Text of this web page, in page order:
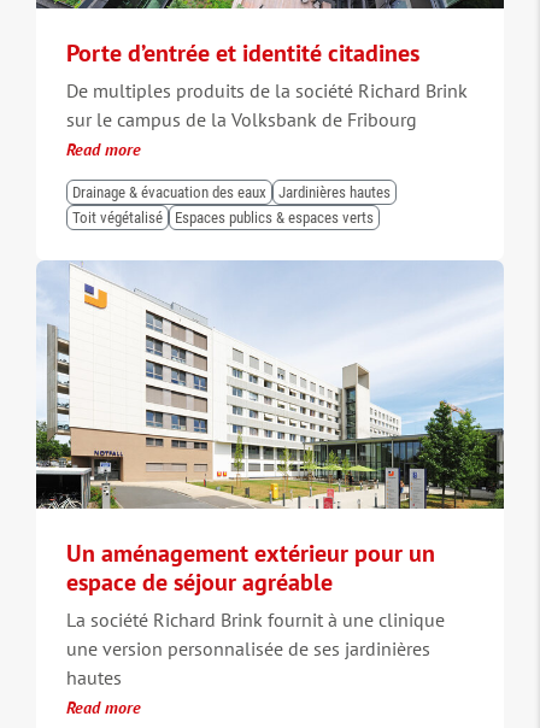
Porte d’entrée et identité citadines
De multiples produits de la société Richard Brink
sur le campus de la Volksbank de Fribourg
Read more
Drainage & évacuation des eaux
Jardinières hautes
Toit végétalisé
Espaces publics & espaces verts
Un aménagement extérieur pour un
espace de séjour agréable
La société Richard Brink fournit à une clinique
une version personnalisée de ses jardinières
hautes
Read more